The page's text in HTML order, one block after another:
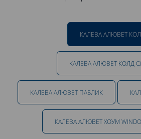
КАЛЕВА АЛЮВЕТ
КАЛЕВА АЛЮВЕТ КОЛД
КАЛЕВА АЛЮВЕТ ПАБЛИК
КАЛЕВА АЛЮВЕТ ХОУМ